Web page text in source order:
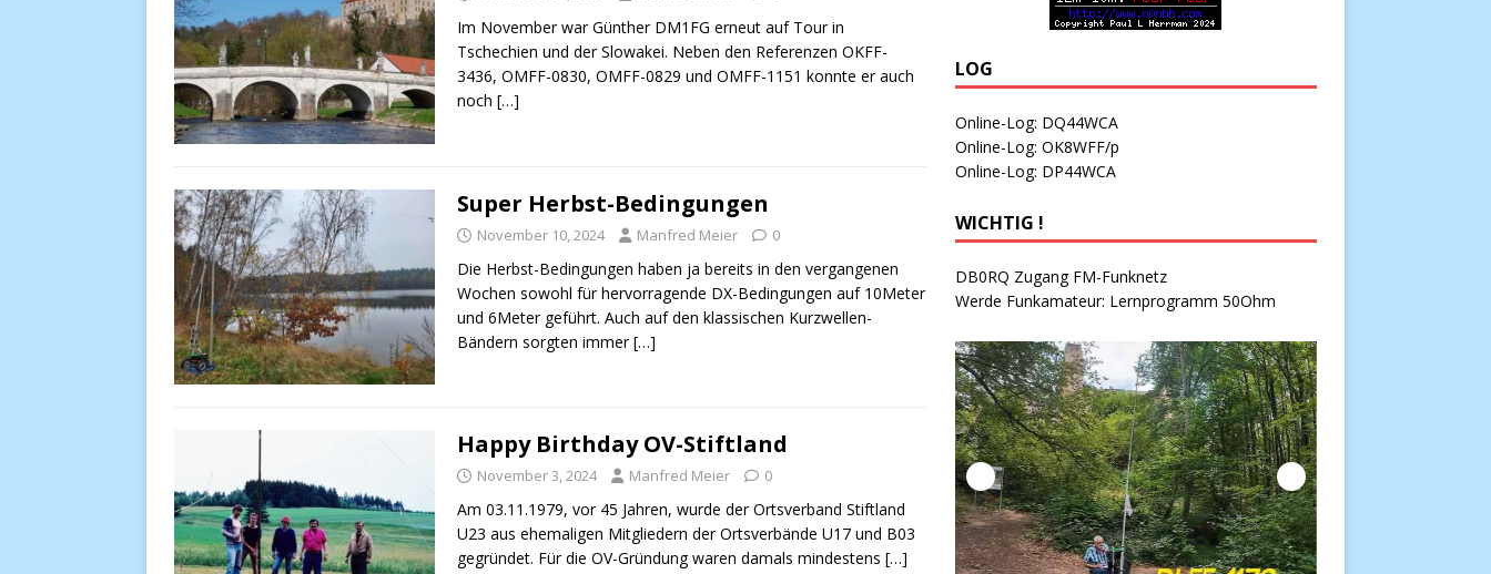
Im November war Günther DM1FG erneut auf Tour in
Tschechien und der Slowakei. Neben den Referenzen OKFF-
3436, OMFF-0830, OMFF-0829 und OMFF-1151 konnte er auch
noch […]
Super Herbst-Bedingungen
November 10, 2024 Manfred Meier 0
Die Herbst-Bedingungen haben ja bereits in den vergangenen
Wochen sowohl für hervorragende DX-Bedingungen auf 10Meter
und 6Meter geführt. Auch auf den klassischen Kurzwellen-
Bändern sorgten immer[…]
Happy Birthday OV-Stiftland
November 3, 2024 Manfred Meier 0
Am 03.11.1979, vor 45 Jahren, wurde der Ortsverband Stiftland
U23 aus ehemaligen Mitgliedern der Ortsverbände U17 und B03
gegründet. Für die OV-Gründung waren damals mindestens […]
LOG
Online-Log: DQ44WCA
Online-Log: OK8WFF/p
Online-Log: DP44WCA
WICHTIG !
DB0RQ Zugang FM-Funknetz
Werde Funkamateur: Lernprogramm 50Ohm